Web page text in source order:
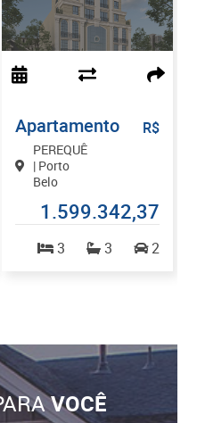
Apartamento
PEREQUÊ
| Porto
Belo
R$
1.599.342,37
3 3
2
VOCÊ